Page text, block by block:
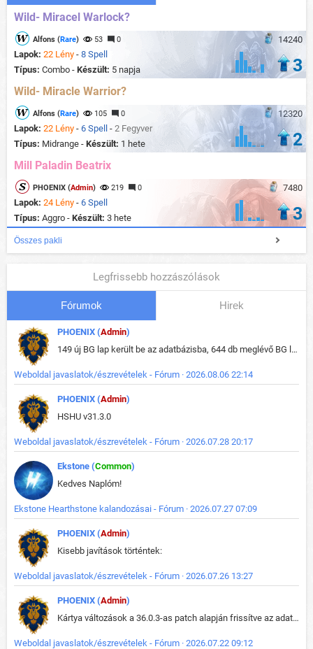
Wild- Miracel Warlock?
14240
Alfons (Rare) 53 0
Lapok: 22 Lény - 8 Spell
Típus: Combo - Készült: 5 napja 3
Wild- Miracle Warrior?
12320
Alfons (Rare) 105 0
Lapok: 22 Lény - 6 Spell - 2 Fegyver
Típus: Midrange - Készült: 1 hete 2
Mill Paladin Beatrix
7480
PHOENIX (Admin) 219 0
Lapok: 24 Lény - 6 Spell
Típus: Aggro - Készült: 3 hete 3
Összes pakli
Legfrissebb hozzászólások
Fórumok Hirek
PHOENIX (Admin)
149 új BG lap került be az adatbázisba, 644 db meglévő BG lap módosult, bekerültek az új képek a megváltozott lapokhoz is.
Weboldal javaslatok/észrevételek - Fórum · 2026.08.06 22:14
PHOENIX (Admin)
HSHU v31.3.0
Weboldal javaslatok/észrevételek - Fórum · 2026.07.28 20:17
Ekstone (Common)
Kedves Naplóm!
Ekstone Hearthstone kalandozásai - Fórum · 2026.07.27 07:09
PHOENIX (Admin)
Kisebb javítások történtek:
Weboldal javaslatok/észrevételek - Fórum · 2026.07.26 13:27
PHOENIX (Admin)
Kártya változások a 36.0.3-as patch alapján frissítve az adatbázisban (képek is cserélve).
Weboldal javaslatok/észrevételek - Fórum · 2026.07.22 09:12